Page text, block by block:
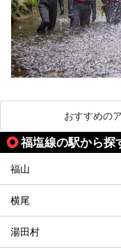
おすすめの
福塩線の駅から探
福山
横尾
湯田村